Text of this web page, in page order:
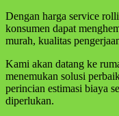
Dengan harga service
konsumen dapat
murah, kualitas
Kami akan datang ke
menemukan solusi
perincian estimasi biaya
diperlukan.